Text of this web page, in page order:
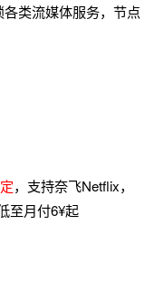
各类流媒体服务，节点
，支持奈飞Netflix，
至月付6¥起